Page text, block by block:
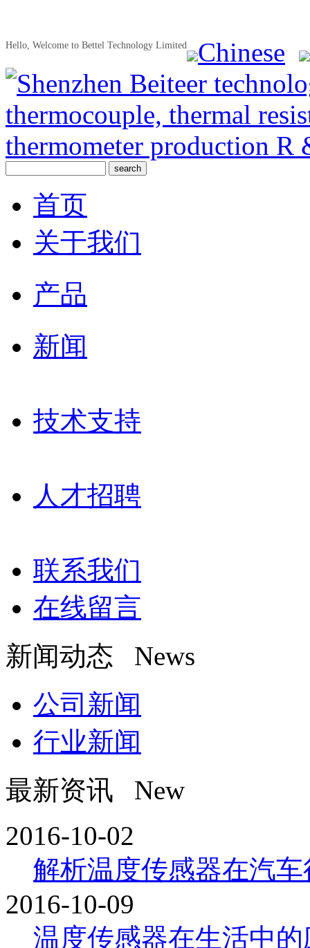
Hello, Welcome to Bettel Technology Limited Chinese
首页
关于我们
产品
新闻
技术支持
人才招聘
联系我们
在线留言
新闻动态 News
公司新闻
行业新闻
最新资讯 New
2016-10-02
解析温度传感器在汽车
2016-10-09
温度传感器在生活中的